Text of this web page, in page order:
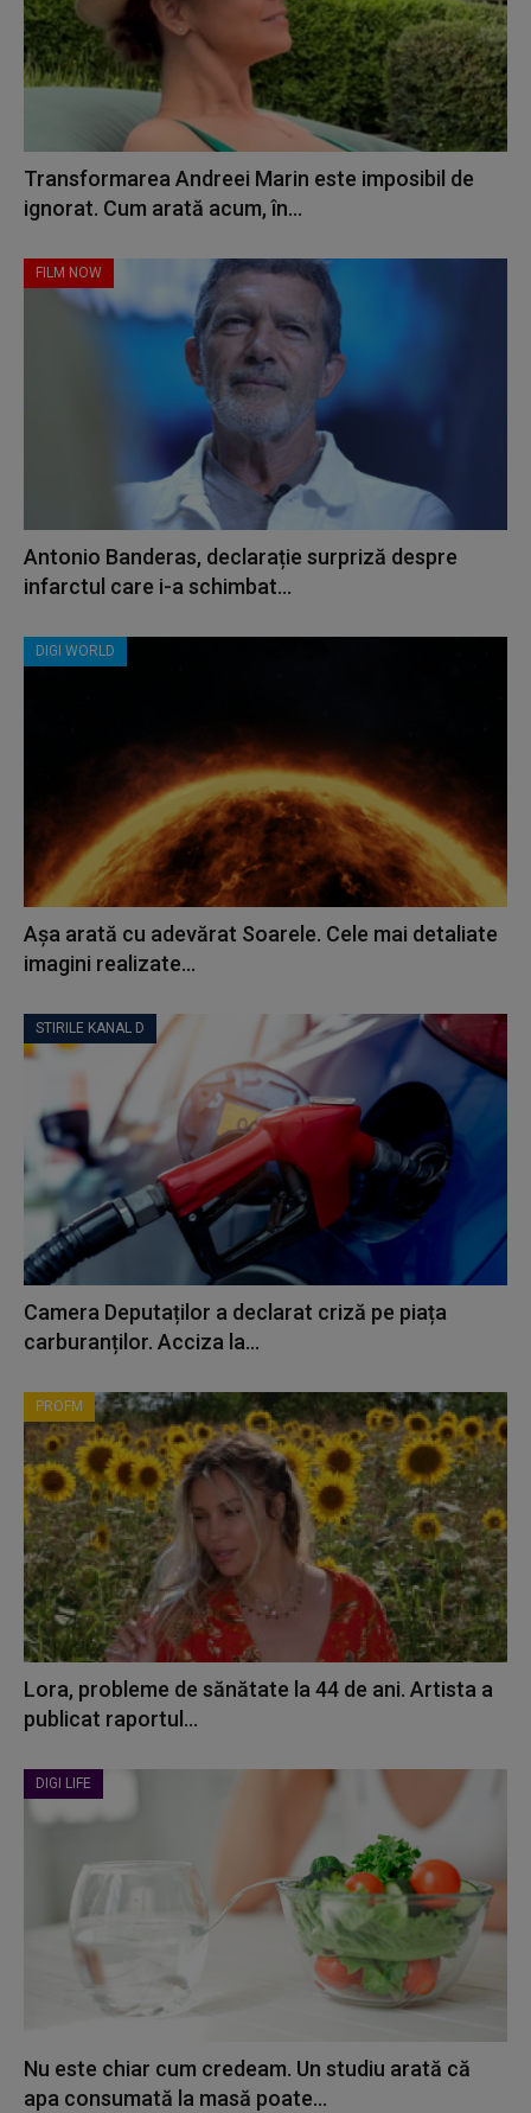
Transformarea Andreei Marin este imposibil de
ignorat. Cum arată acum, în...
FILM NOW
Antonio Banderas, declarație surpriză despre
infarctul care i-a schimbat...
DIGI WORLD
Așa arată cu adevărat Soarele. Cele mai detaliate
imagini realizate...
STIRILE KANAL D
Camera Deputaților a declarat criză pe piața
carburanților. Acciza la...
PROFM
Lora, probleme de sănătate la 44 de ani. Artista a
publicat raportul...
DIGI LIFE
Nu este chiar cum credeam. Un studiu arată că
apa consumată la masă poate...